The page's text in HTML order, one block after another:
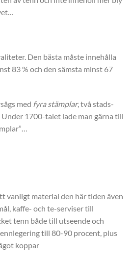
Den bästa måste innehålla
83 % och den sämsta minst 67
med fyra stämplar, två stads-
1700-talet lade man gärna till
vanligt material den här tiden även
kaffe- och te-serviser till
tenn både till utseende och
till 80-90 procent, plus
koppar